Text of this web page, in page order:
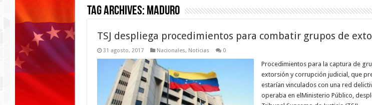
por la
convivencia
Tag Archives: maduro
TSJ despliega procedimientos para combatir grupos de
31 agosto, 2017 Nacionales, Noticias 0
Procedimientos para la captura de
extorsión y corrupción judicial, que
estarían vinculados con una red
operaba en elMinisterio Público,